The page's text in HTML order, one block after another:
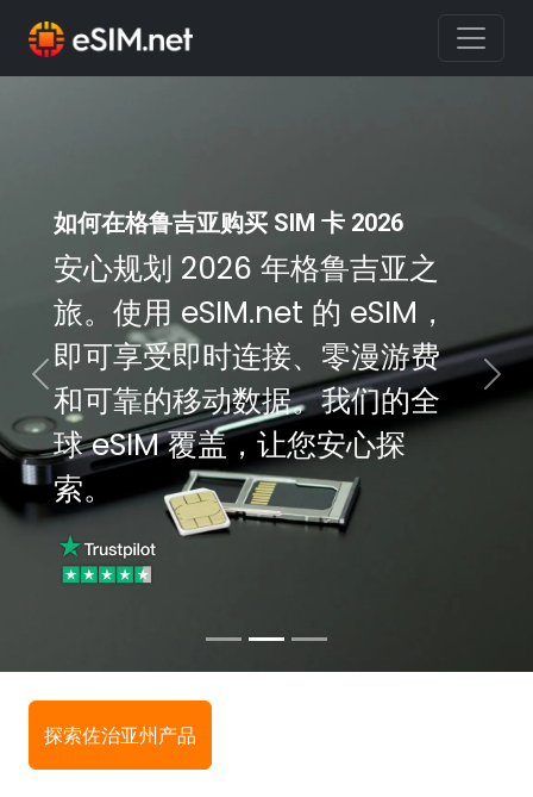
如何在格鲁吉亚购买 SIM 卡 2026
安心规划 2026 年格鲁吉亚之
旅。使用 eSIM.net 的 eSIM，
即可享受即时连接、零漫游费
和可靠的移动数据。我们的全
球 eSIM 覆盖，让您安心探
索。
Previous Next
探索佐治亚州产品